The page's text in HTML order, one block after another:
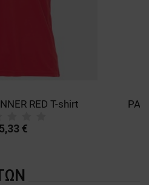
RED T-shirt
5,33 €